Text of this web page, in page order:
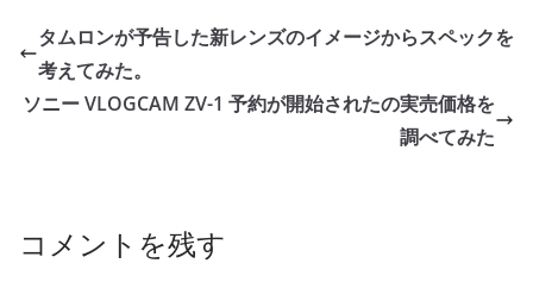
タムロンが予告した新レンズのイメージからスペックを
考えてみた。
ソニー VLOGCAM ZV-1 予約が開始されたの実売価格を
調べてみた
コメントを残す